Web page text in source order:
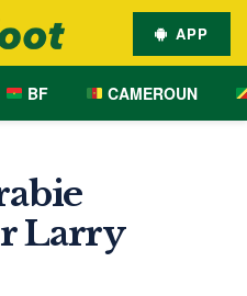
APP
BF CAMEROUN
Larry